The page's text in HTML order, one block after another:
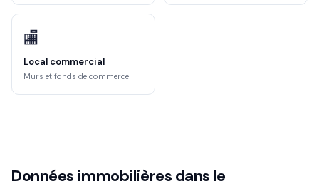
🏬
Local commercial
Murs et fonds de commerce
Données immobilières dans le